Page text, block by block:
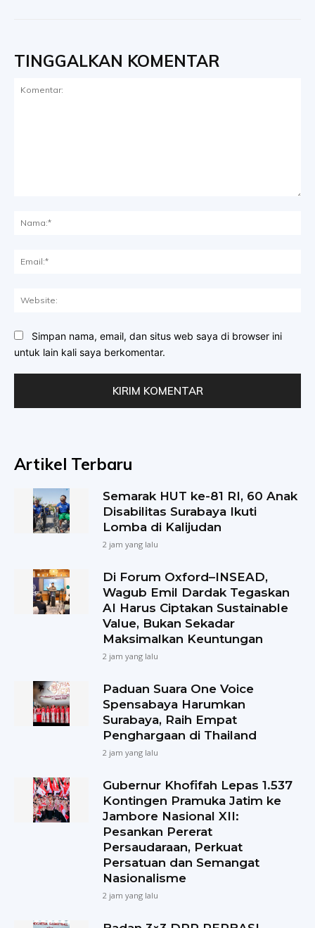
TINGGALKAN KOMENTAR
Simpan nama, email, dan situs web saya di browser ini
untuk lain kali saya berkomentar.
Artikel Terbaru
Semarak HUT ke-81 RI, 60 Anak
Disabilitas Surabaya Ikuti
Lomba di Kalijudan
2 jam yang lalu
Di Forum Oxford–INSEAD,
Wagub Emil Dardak Tegaskan
AI Harus Ciptakan Sustainable
Value, Bukan Sekadar
Maksimalkan Keuntungan
2 jam yang lalu
Paduan Suara One Voice
Spensabaya Harumkan
Surabaya, Raih Empat
Penghargaan di Thailand
2 jam yang lalu
Gubernur Khofifah Lepas 1.537
Kontingen Pramuka Jatim ke
Jambore Nasional XII:
Pesankan Pererat
Persaudaraan, Perkuat
Persatuan dan Semangat
Nasionalisme
2 jam yang lalu